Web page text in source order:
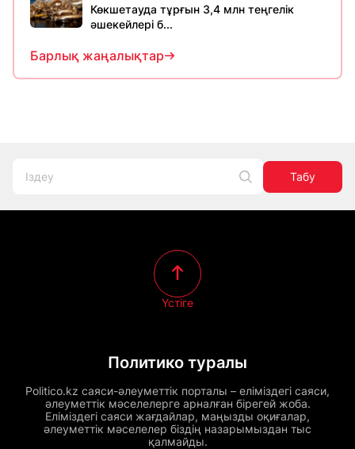
Көкшетауда тұрғын 3,4 млн теңгелік
әшекейлері б...
Барлық жаңалықтар
Табу
Политико туралы
Politico.kz саяси-әлеуметтік порталы – еліміздегі саяси,
әлеуметтік мәселелерге арналған бірегей жоба.
Еліміздегі саяси жағдайлар, маңызды оқиғалар,
әлеуметтік мәселелер біздің назарымыздан тыс
қалмайды.
Үстіге